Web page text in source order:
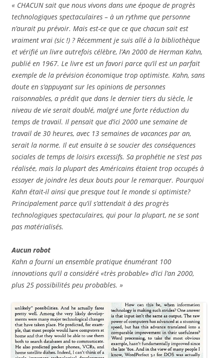
« CHACUN sait que nous vivons dans une époque de progrès
technologiques spectaculaires – à un rythme que personne
n’aurait pu prévoir. Mais est-ce que ce que chacun sait est
vraiment vrai (sic !) ? Récemment je suis allé à la bibliothèque
et vérifié un livre autrefois célèbre, l’An 2000 de Herman Kahn,
publié en 1967. Le livre est un favori parce qu’il est un parfait
exemple de la prévision économique trop optimiste. Kahn, sans
doute en s’appuyant sur les opinions de personnes
raisonnables, a prédit que dans le dernier tiers du siècle, le
niveau de vie serait doublé, malgré une forte réduction du
temps de travail. Il pensait que d’ici 2000 une semaine de
travail de 30 heures, avec 13 semaines de vacances par an,
serait la norme. Il eut ensuite à se soucier des conséquences
sociales de temps de loisirs excessifs. Sa prophétie ne s’est pas
réalisée, mais la plupart des Américains étaient trop occupés à
essayer de joindre les deux bouts pour le remarquer. Pourquoi
Kahn était-il ainsi que presque tout le monde si optimiste?
Principalement parce qu’il s’attendait à des progrès
technologiques spectaculaires, qui pour la plupart, ne se sont
pas matérialisés.
Aucun robot
Kahn a fourni un ensemble pratique énumérant 100
innovations qu’il a considéré «très probable» d’ici l’an 2000,
plus 25 possibilités peu probables. »